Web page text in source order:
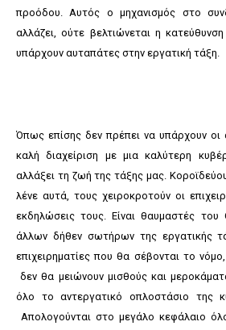
προόδου. Aυτός ο μηχανισμός στο
αλλάζει, ούτε βελτιώνεται η
υπάρχουν αυταπάτες στην εργατική τάξη.
Όπως επίσης δεν πρέπει να υπάρχουν οι
καλή διαχείριση με μια καλύτερη
αλλάξει τη ζωή της τάξης μας.
λένε αυτά, τους χειροκροτούν οι
εκδηλώσεις τους. Είναι θαυμαστές
άλλων δήθεν σωτήρων της εργατικής
επιχειρηματίες που θα σέβονται το
δεν θα μειώνουν μισθούς και
όλο το αντεργατικό οπλοστάσιο της
Απολογούνται στο μεγάλο κεφάλαιο